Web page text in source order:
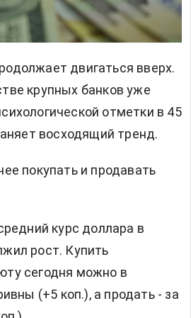
двигаться вверх.
крупных банков уже
отметки в 45
восходящий тренд.
покупать и продавать
курс доллара в
рост. Купить
сегодня можно в
(+5 коп.), а продать - за